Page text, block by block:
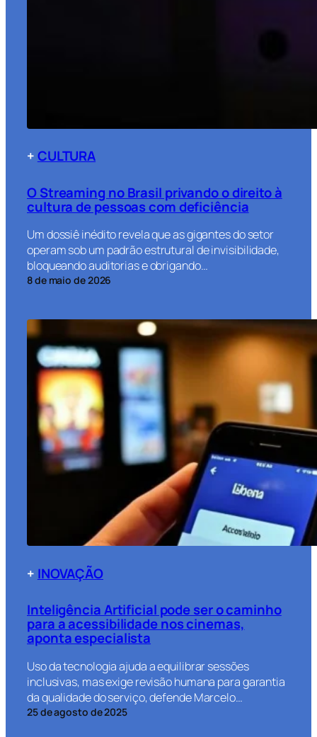
+CULTURA
O Streaming no Brasil privando o direito à
cultura de pessoas com deficiência
Um dossiê inédito revela que as gigantes do setor
operam sob um padrão estrutural de invisibilidade,
bloqueando auditorias e obrigando…
8 de maio de 2026
+ INOVAÇÃO
Inteligência Artificial pode ser o caminho
para a acessibilidade nos cinemas,
aponta especialista
Uso da tecnologia ajuda a equilibrar sessões
inclusivas, mas exige revisão humana para garantia
da qualidade do serviço, defende Marcelo…
25 de agosto de 2025